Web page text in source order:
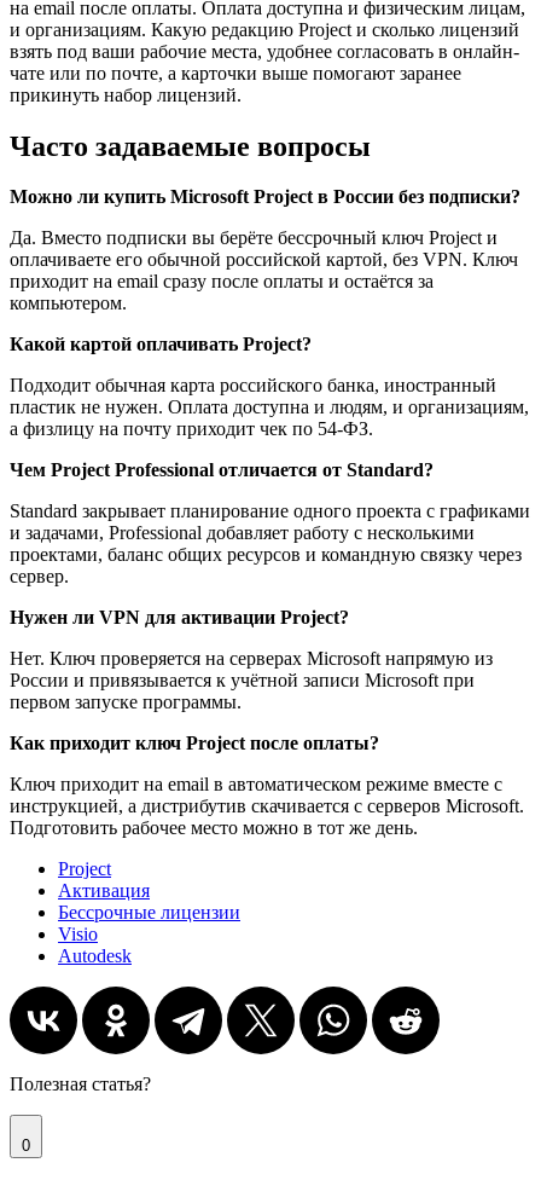
на email после оплаты. Оплата доступна и физическим лицам,
и организациям. Какую редакцию Project и сколько лицензий
взять под ваши рабочие места, удобнее согласовать в онлайн-
чате или по почте, а карточки выше помогают заранее
прикинуть набор лицензий.
Часто задаваемые вопросы
Можно ли купить Microsoft Project в России без подписки?
Да. Вместо подписки вы берёте бессрочный ключ Project и
оплачиваете его обычной российской картой, без VPN. Ключ
приходит на email сразу после оплаты и остаётся за
компьютером.
Какой картой оплачивать Project?
Подходит обычная карта российского банка, иностранный
пластик не нужен. Оплата доступна и людям, и организациям,
а физлицу на почту приходит чек по 54-ФЗ.
Чем Project Professional отличается от Standard?
Standard закрывает планирование одного проекта с графиками
и задачами, Professional добавляет работу с несколькими
проектами, баланс общих ресурсов и командную связку через
сервер.
Нужен ли VPN для активации Project?
Нет. Ключ проверяется на серверах Microsoft напрямую из
России и привязывается к учётной записи Microsoft при
первом запуске программы.
Как приходит ключ Project после оплаты?
Ключ приходит на email в автоматическом режиме вместе с
инструкцией, а дистрибутив скачивается с серверов Microsoft.
Подготовить рабочее место можно в тот же день.
Project
Активация
Бессрочные лицензии
Visio
Autodesk
Полезная статья?
0